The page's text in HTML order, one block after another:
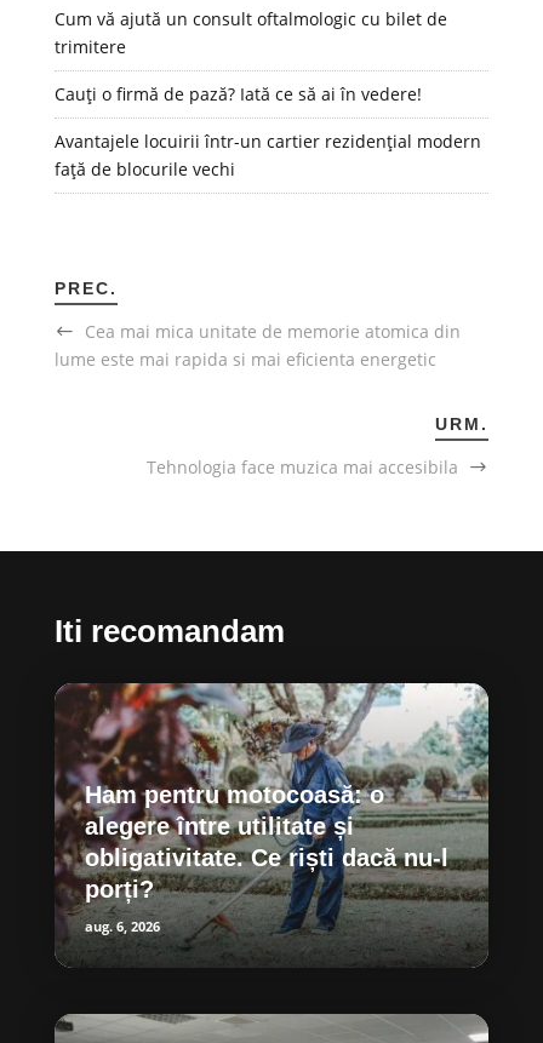
Cum vă ajută un consult oftalmologic cu bilet de
trimitere
Cauți o firmă de pază? Iată ce să ai în vedere!
Avantajele locuirii într-un cartier rezidențial modern
față de blocurile vechi
PREC.
Cea mai mica unitate de memorie atomica din
lume este mai rapida si mai eficienta energetic
URM.
Tehnologia face muzica mai accesibila
Iti recomandam
Ham pentru motocoasă: o
alegere între utilitate și
obligativitate. Ce riști dacă nu-l
porți?
aug. 6, 2026